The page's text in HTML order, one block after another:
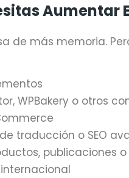
Aumentar
de más memoria.
WPBakery o otros
traducción o SEO
publicaciones
internacional